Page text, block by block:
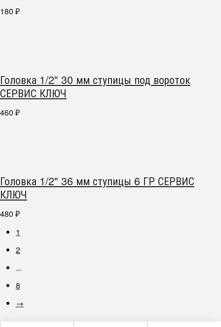
180 ₽
Головка 1/2" 30 мм ступицы под вороток
СЕРВИС КЛЮЧ
460 ₽
Головка 1/2" 36 мм ступицы 6 ГР СЕРВИС
КЛЮЧ
480 ₽
1
2
...
8
→